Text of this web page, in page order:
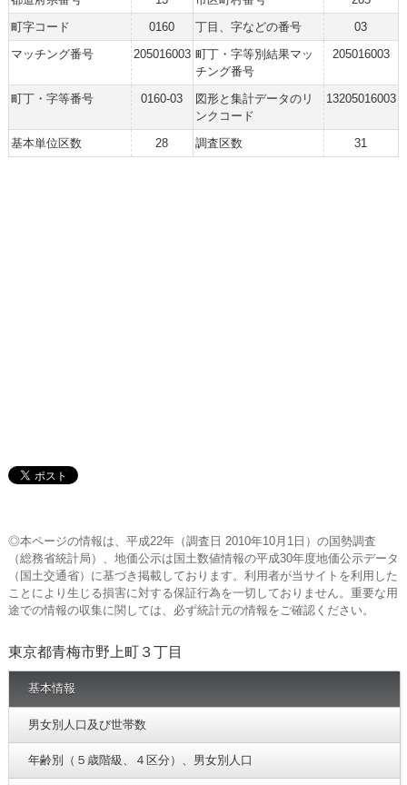
町字コード
0160 丁目、字などの番号
03
マッチング番号
205016003 町丁・字等別結果マッ
チング番号
205016003
町丁・字等番号 0160-03
図形と集計データのリ
ンクコード
13205016003
基本単位区数 28 調査区数 31
◎本ページの情報は、平成22年（調査日 2010年10月1日）の国勢調査
（総務省統計局）、地価公示は国土数値情報の平成30年度地価公示データ
（国土交通省）に基づき掲載しております。利用者が当サイトを利用した
ことにより生じる損害に対する保証行為を一切しておりません。重要な用
途での情報の収集に関しては、必ず統計元の情報をご確認ください。
東京都青梅市野上町３丁目
基本情報
男女別人口及び世帯数
年齢別（５歳階級、４区分）、男女別人口